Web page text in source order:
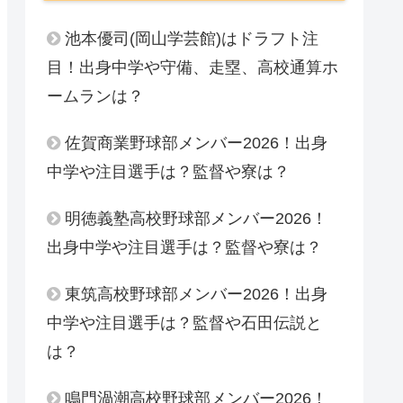
池本優司(岡山学芸館)はドラフト注
目！出身中学や守備、走塁、高校通算ホ
ームランは？
佐賀商業野球部メンバー2026！出身
中学や注目選手は？監督や寮は？
明徳義塾高校野球部メンバー2026！
出身中学や注目選手は？監督や寮は？
東筑高校野球部メンバー2026！出身
中学や注目選手は？監督や石田伝説と
は？
鳴門渦潮高校野球部メンバー2026！